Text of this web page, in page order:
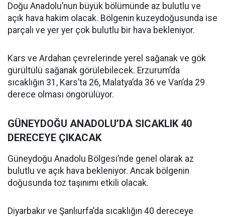
Doğu Anadolu’nun büyük bölümünde az bulutlu ve
açık hava hakim olacak. Bölgenin kuzeydoğusunda ise
parçalı ve yer yer çok bulutlu bir hava bekleniyor.
Kars ve Ardahan çevrelerinde yerel sağanak ve gök
gürültülü sağanak görülebilecek. Erzurum’da
sıcaklığın 31, Kars’ta 26, Malatya’da 36 ve Van’da 29
derece olması öngörülüyor.
GÜNEYDOĞU ANADOLU’DA SICAKLIK 40
DERECEYE ÇIKACAK
Güneydoğu Anadolu Bölgesi’nde genel olarak az
bulutlu ve açık hava bekleniyor. Ancak bölgenin
doğusunda toz taşınımı etkili olacak.
Diyarbakır ve Şanlıurfa’da sıcaklığın 40 dereceye